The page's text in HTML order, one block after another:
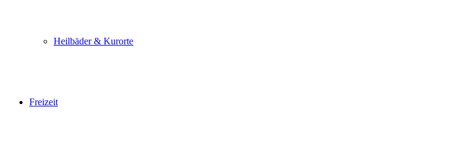
Heilbäder & Kurorte
Freizeit